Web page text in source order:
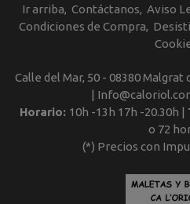
Ir arriba Contáctanos Aviso
Condiciones de Compra
Calle del Mar, 50 - 08380 Malgrat
|
Horario: 10h -13h 17h -20.30h |
o 72
(*) Precios con